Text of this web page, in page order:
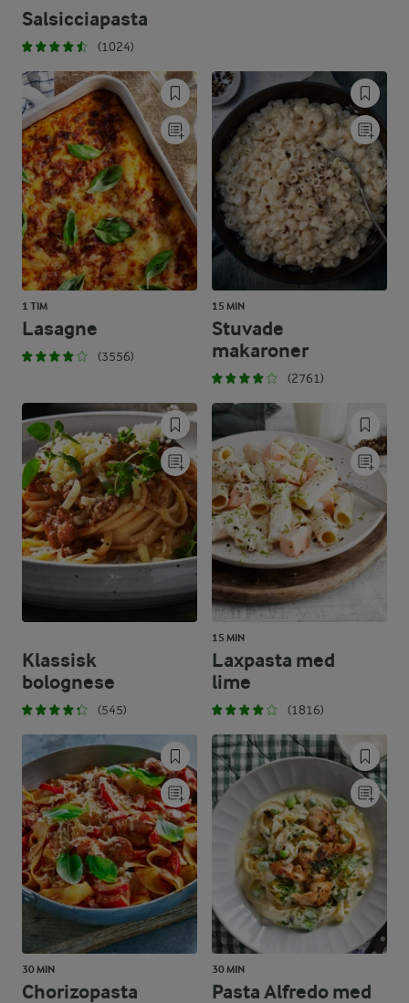
Salsicciapasta
(1024)
1 TIM
Lasagne
(3556)
15 MIN
Stuvade
makaroner
(2761)
Klassisk
bolognese
(545)
15 MIN
Laxpasta med
lime
(1816)
30 MIN
Chorizopasta
30 MIN
Pasta Alfredo med